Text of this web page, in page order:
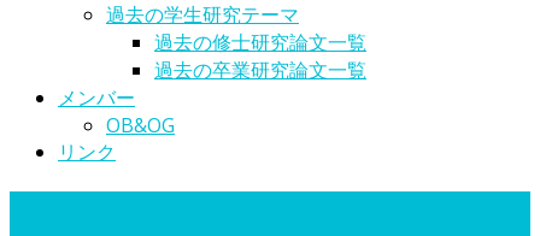
過去の学生研究テーマ
過去の修士研究論文一覧
過去の卒業研究論文一覧
メンバー
OB&OG
リンク